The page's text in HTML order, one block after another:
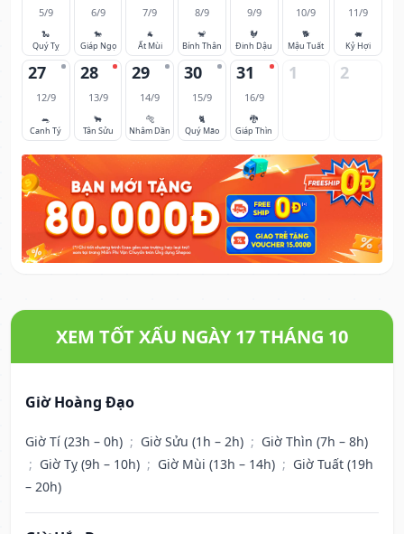
5/9
🐍
Quý Tỵ
6/9
🐎
Giáp Ngọ
7/9
🐐
Ất Mùi
8/9
🐒
Bính Thân
9/9
🐓
Đinh Dậu
10/9
🐕
Mậu Tuất
11/9
🐖
Kỷ Hợi
27
12/9
🐀
Canh Tý
28
13/9
🐂
Tân Sửu
29
14/9
🐅
Nhâm Dần
30
15/9
🐈
Quý Mão
31
16/9
🐉
Giáp Thìn
1 2
XEM TỐT XẤU NGÀY 17 THÁNG 10
Giờ Hoàng Đạo
Giờ Tí (23h – 0h) ; Giờ Sửu (1h – 2h) ; Giờ Thìn (7h – 8h)
; Giờ Tỵ (9h – 10h) ; Giờ Mùi (13h – 14h) ; Giờ Tuất (19h
– 20h)